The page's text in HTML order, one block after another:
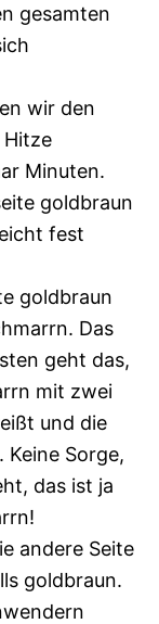
gesamten
wir den
Hitze
Minuten.
goldbraun
fest
goldbraun
Das
geht das,
mit zwei
und die
Sorge,
das ist ja
andere Seite
goldbraun.